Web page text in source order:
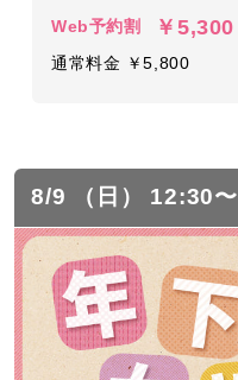
Web予約割 ￥5,300
通常料金 ￥5,800
8/9 （日） 12:30〜